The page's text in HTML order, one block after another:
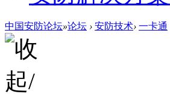
中国安防论坛»论坛 › 安防技术› 一卡通